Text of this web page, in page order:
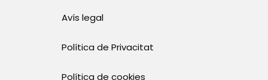
Avís legal
Política de Privacitat
Política de cookies